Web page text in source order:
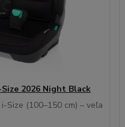
2026 Night Black
Size (100–150 cm) – veľa